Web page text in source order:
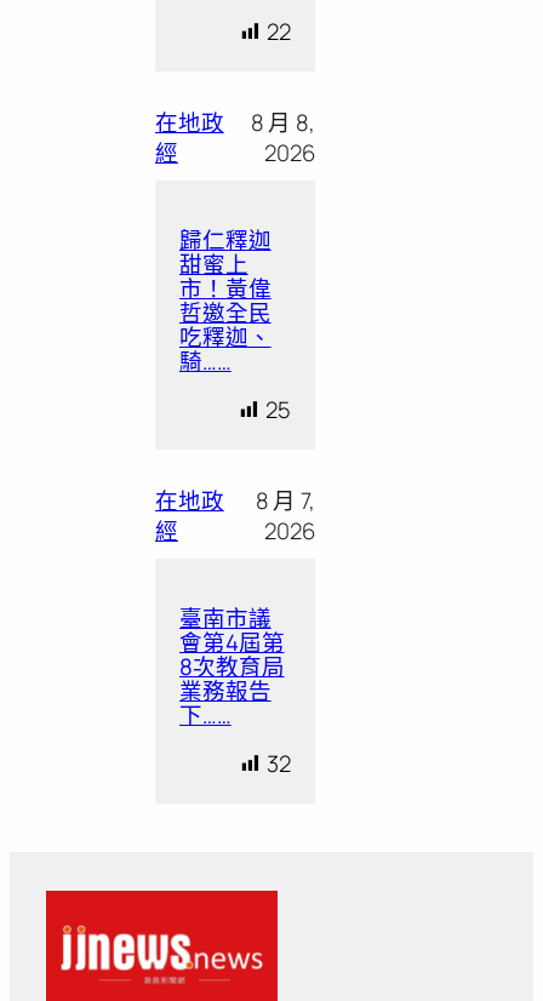
22
在地政
經
8 月 8,
2026
歸仁釋迦
甜蜜上
市！黃偉
哲邀全民
吃釋迦、
騎……
25
在地政
經
8 月 7,
2026
臺南市議
會第4屆第
8次教育局
業務報告
下……
32